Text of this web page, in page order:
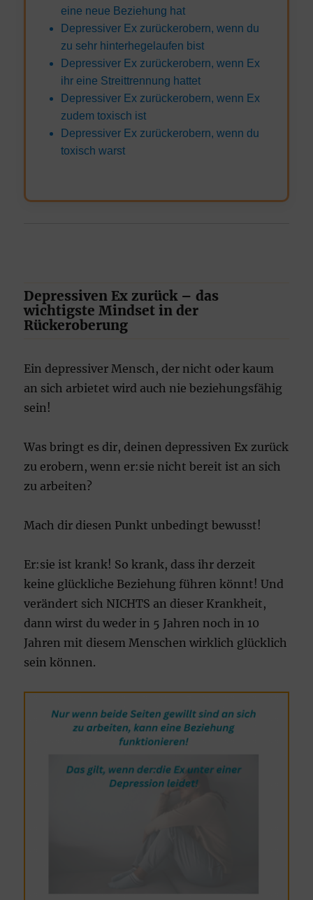
eine neue Beziehung hat
Depressiver Ex zurückerobern, wenn du
zu sehr hinterhegelaufen bist
Depressiver Ex zurückerobern, wenn Ex
ihr eine Streittrennung hattet
Depressiver Ex zurückerobern, wenn Ex
zudem toxisch ist
Depressiver Ex zurückerobern, wenn du
toxisch warst
Depressiven Ex zurück – das
wichtigste Mindset in der
Rückeroberung
Ein depressiver Mensch, der nicht oder kaum
an sich arbietet wird auch nie beziehungsfähig
sein!
Was bringt es dir, deinen depressiven Ex zurück
zu erobern, wenn er:sie nicht bereit ist an sich
zu arbeiten?
Mach dir diesen Punkt unbedingt bewusst!
Er:sie ist krank! So krank, dass ihr derzeit
keine glückliche Beziehung führen könnt! Und
verändert sich NICHTS an dieser Krankheit,
dann wirst du weder in 5 Jahren noch in 10
Jahren mit diesem Menschen wirklich glücklich
sein können.